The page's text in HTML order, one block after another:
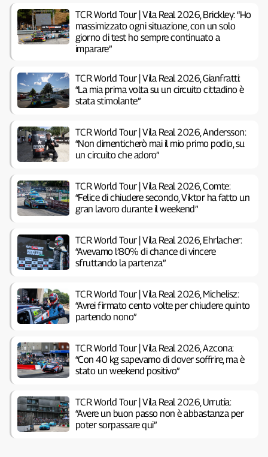
TCR World Tour | Vila Real 2026, Brickley: “Ho
massimizzato ogni situazione, con un solo
giorno di test ho sempre continuato a
imparare”
TCR World Tour | Vila Real 2026, Gianfratti:
“La mia prima volta su un circuito cittadino è
stata stimolante”
TCR World Tour | Vila Real 2026, Andersson:
“Non dimenticherò mai il mio primo podio, su
un circuito che adoro”
TCR World Tour | Vila Real 2026, Comte:
“Felice di chiudere secondo, Viktor ha fatto un
gran lavoro durante il weekend”
TCR World Tour | Vila Real 2026, Ehrlacher:
“Avevamo l’80% di chance di vincere
sfruttando la partenza”
TCR World Tour | Vila Real 2026, Michelisz:
“Avrei firmato cento volte per chiudere quinto
partendo nono”
TCR World Tour | Vila Real 2026, Azcona:
“Con 40 kg sapevamo di dover soffrire, ma è
stato un weekend positivo”
TCR World Tour | Vila Real 2026, Urrutia:
“Avere un buon passo non è abbastanza per
poter sorpassare qui”